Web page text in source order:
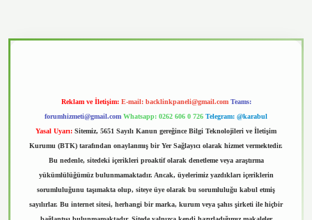
Reklam ve İletişim: E-mail: backlinkpaneli@gmail.com Teams:
forumhizmeti@gmail.com Whatsapp: 0262 606 0 726 Telegram: @karabul
Yasal Uyarı: Sitemiz, 5651 Sayılı Kanun gereğince Bilgi Teknolojileri ve İletişim
Kurumu (BTK) tarafından onaylanmış bir Yer Sağlayıcı olarak hizmet vermektedir.
Bu nedenle, sitedeki içerikleri proaktif olarak denetleme veya araştırma
yükümlülüğümüz bulunmamaktadır. Ancak, üyelerimiz yazdıkları içeriklerin
sorumluluğunu taşımakta olup, siteye üye olarak bu sorumluluğu kabul etmiş
sayılırlar. Bu internet sitesi, herhangi bir marka, kurum veya şahıs şirketi ile hiçbir